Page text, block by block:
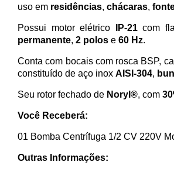
uso em residências, chácaras,
Possui motor elétrico IP-21com
permanente, 2 polos e 60 Hz.
Conta com bocais com rosca BSP,
constituído de aço inox AISI-304,
Seu rotor fechado de Noryl®, com
Você Receberá:
01 Bomba Centrífuga 1/2 CV 220V
Outras Informações: